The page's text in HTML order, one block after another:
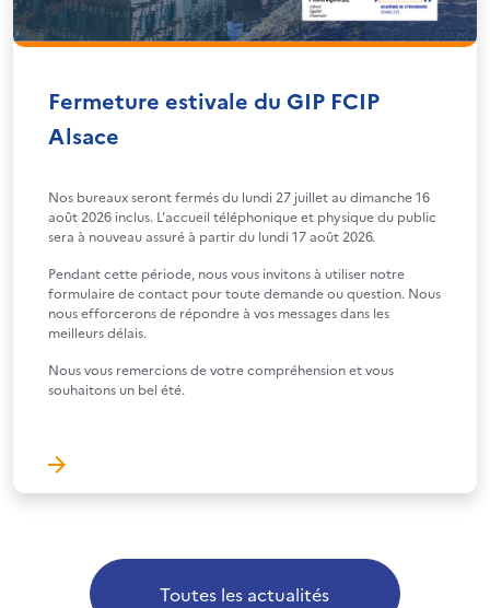
Fermeture estivale du GIP FCIP
Alsace
Nos bureaux seront fermés du lundi 27 juillet au dimanche 16
août 2026 inclus. L’accueil téléphonique et physique du public
sera à nouveau assuré à partir du lundi 17 août 2026.
Pendant cette période, nous vous invitons à utiliser notre
formulaire de contact pour toute demande ou question. Nous
nous efforcerons de répondre à vos messages dans les
meilleurs délais.
Nous vous remercions de votre compréhension et vous
souhaitons un bel été.
Toutes les actualités